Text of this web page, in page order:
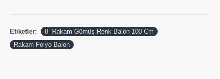
Etiketler:
8- Rakam Gümüş Renk Balon 100 Cm
Rakam Folyo Balon